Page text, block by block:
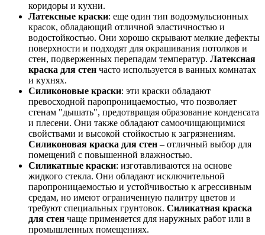
коридоры и кухни.
Латексные краски: еще один тип водоэмульсионных
красок, обладающий отличной эластичностью и
водостойкостью. Они хорошо скрывают мелкие дефекты
поверхности и подходят для окрашивания потолков и
стен, подверженных перепадам температур. Латексная
краска для стен часто используется в ванных комнатах
и кухнях.
Силиконовые краски: эти краски обладают
превосходной паропроницаемостью, что позволяет
стенам "дышать", предотвращая образование конденсата
и плесени. Они также обладают самоочищающимися
свойствами и высокой стойкостью к загрязнениям.
Силиконовая краска для стен – отличный выбор для
помещений с повышенной влажностью.
Силикатные краски: изготавливаются на основе
жидкого стекла. Они обладают исключительной
паропроницаемостью и устойчивостью к агрессивным
средам, но имеют ограниченную палитру цветов и
требуют специальных грунтовок. Силикатная краска
для стен чаще применяется для наружных работ или в
промышленных помещениях.